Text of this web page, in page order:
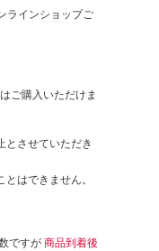
ラインショップご
ご購入いただけま
とさせていただき
はできません。
ですが 商品到着後